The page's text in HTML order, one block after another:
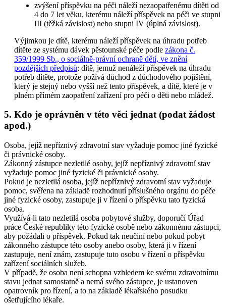
zvýšení příspěvku na péči náleží nezaopatřenému dítěti od
4 do 7 let věku, kterému náleží příspěvek na péči ve stupni
III (těžká závislost) nebo stupni IV (úplná závislost).
Výjimkou je dítě, kterému náleží příspěvek na úhradu potřeb
dítěte ze systému dávek pěstounské péče podlezákona č.
359/1999 Sb., o sociálně-právní ochraně dětí, ve znění
pozdějších předpisů; dítě, jemuž nenáleží příspěvek na úhradu
potřeb dítěte, protože požívá důchod z důchodového pojištění,
který je stejný nebo vyšší než tento příspěvek, a dítě, které je v
plném přímém zaopatření zařízení pro péči o děti nebo mládež.
5. Kdo je oprávněn v této věci jednat (podat žádost
apod.)
Osoba, jejíž nepříznivý zdravotní stav vyžaduje pomoc jiné fyzické
či právnické osoby.
Zákonný zástupce nezletilé osoby, jejíž nepříznivý zdravotní stav
vyžaduje pomoc jiné fyzické či právnické osoby.
Pokud je nezletilá osoba, jejíž nepříznivý zdravotní stav vyžaduje
pomoc, svěřena na základě rozhodnutí příslušného orgánu do péče
jiné fyzické osoby, zastupuje ji v řízení o příspěvku tato fyzická
osoba.
Využívá-li tato nezletilá osoba pobytové služby, doporučí Úřad
práce České republiky této fyzické osobě nebo zákonnému zástupci,
aby požádali o příspěvek. Pokud tak neučiní nebo pokud pobyt
zákonného zástupce této osoby anebo osoby, která ji v řízení
zastupuje, není znám, zastupuje tuto osobu v řízení o příspěvku
zařízení sociálních služeb.
V případě, že osoba není schopna vzhledem ke svému zdravotnímu
stavu jednat samostatně a nemá svého zástupce, je ustanoven
opatrovník pro řízení, a to na základě lékařského posudku
ošetřujícího lékaře.